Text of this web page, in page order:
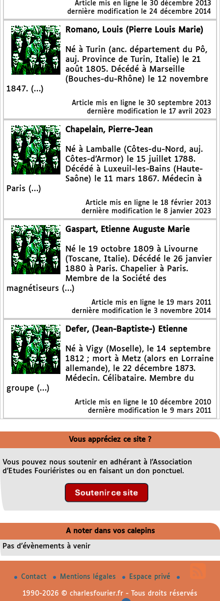
Article mis en ligne le 30 décembre 2013
dernière modification le 24 décembre 2014
Romano, Louis (Pierre Louis Marie)
Né à Turin (anc. département du Pô,
auj. Province de Turin, Italie) le 21
août 1805. Décédé à Marseille
(Bouches-du-Rhône) le 12 novembre
1847. (…)
Article mis en ligne le 30 septembre 2013
dernière modification le 17 avril 2023
Chapelain, Pierre-Jean
Né à Lamballe (Côtes-du-Nord, auj.
Côtes-d’Armor) le 15 juillet 1788.
Décédé à Luxeuil-les-Bains (Haute-
Saône) le 11 mars 1867. Médecin à
Paris (…)
Article mis en ligne le 18 février 2013
dernière modification le 8 janvier 2023
Gaspart, Etienne Auguste Marie
Né le 19 octobre 1809 à Livourne
(Toscane, Italie). Décédé le 26 janvier
1880 à Paris. Chapelier à Paris.
Membre de la Société des
magnétiseurs (…)
Article mis en ligne le 19 mars 2011
dernière modification le 3 novembre 2014
Defer, (Jean-Baptiste-) Etienne
Né à Vigy (Moselle), le 14 septembre
1812 ; mort à Metz (alors en Lorraine
allemande), le 22 décembre 1873.
Médecin. Célibataire. Membre du
groupe (…)
Article mis en ligne le 10 décembre 2010
dernière modification le 9 mars 2011
Vous appréciez ce site ?
Vous pouvez nous soutenir en adhérant à l’Association
d’Etudes Fouriéristes ou en faisant un don ponctuel.
A noter dans vos calepins
Pas d’évènements à venir
Contact Mentions légales Espace privé
1990-2026 © charlesfourier.fr - Tous droits réservés